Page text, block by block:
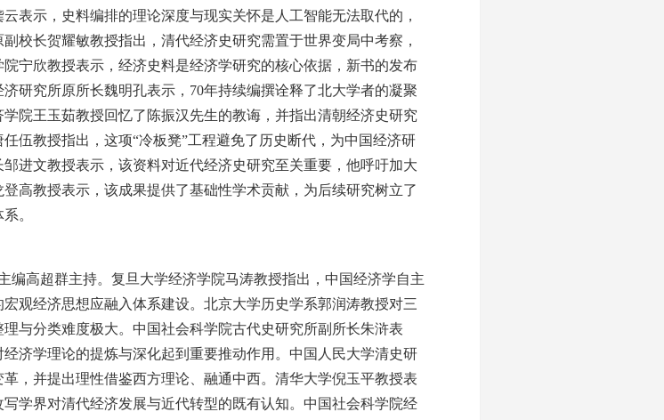
表示，史料编排的理论深度与现实关怀是人工智能无法取代的，
校长贺耀敏教授指出，清代经济史研究需置于世界变局中考察，
宁欣教授表示，经济史料是经济学研究的核心依据，新书的发布
研究所原所长魏明孔表示，70年持续编撰诠释了北大学者的凝聚
院王玉茹教授回忆了陈振汉先生的教诲，并指出清朝经济史研究
伍教授指出，这项“冷板凳”工程避免了历史断代，为中国经济研
进文教授表示，该资料对近代经济史研究至关重要，他呼吁加大
高教授表示，该成果提供了基础性学术贡献，为后续研究树立了
。
编高超群主持。复旦大学经济学院马涛教授指出，中国经济学自主
观经济思想应融入体系建设。北京大学历史学系郭润涛教授对三
与分类难度极大。中国社会科学院古代史研究所副所长朱浒表
济学理论的提炼与深化起到重要推动作用。中国人民大学清史研
，并提出理性借鉴西方理论、融通中西。清华大学倪玉平教授表
学界对清代经济发展与近代转型的既有认知。中国社会科学院经